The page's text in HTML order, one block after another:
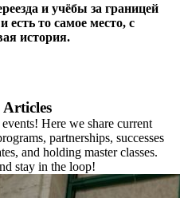
и учёбы за границей
то самое место, с
история.
Articles
Here we share current
partnerships, successes
and holding master classes.
stay in the loop!